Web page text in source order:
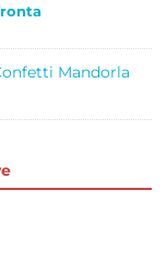
Mandorla